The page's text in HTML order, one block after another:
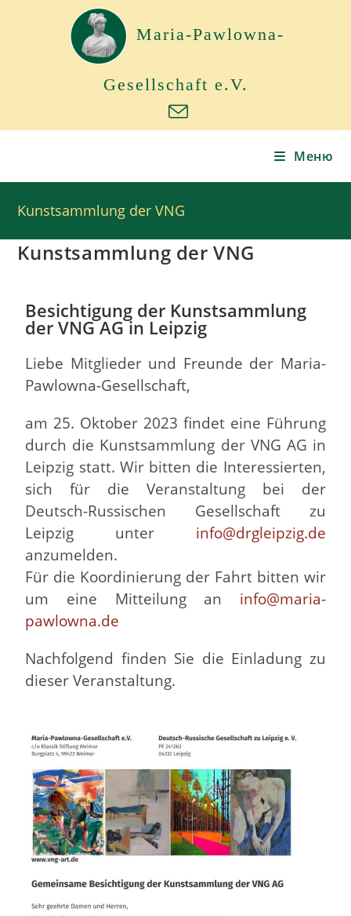
Maria-Pawlowna-
Gesellschaft e.V.
Меню
Kunstsammlung der VNG
Kunstsammlung der VNG
Besichtigung der Kunstsammlung
der VNG AG in Leipzig
Liebe Mitglieder und Freunde der Maria-
Pawlowna-Gesellschaft,
am 25. Oktober 2023 findet eine Führung
durch die Kunstsammlung der VNG AG in
Leipzig statt. Wir bitten die Interessierten,
sich für die Veranstaltung bei der
Deutsch-Russischen Gesellschaft zu
Leipzig unter info@drgleipzig.de
anzumelden.
Für die Koordinierung der Fahrt bitten wir
um eine Mitteilung an info@maria-
pawlowna.de
Nachfolgend finden Sie die Einladung zu
dieser Veranstaltung.